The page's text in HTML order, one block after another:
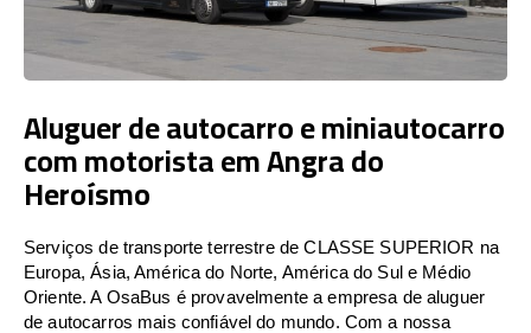
Aluguer de autocarro e miniautocarro
com motorista em Angra do
Heroísmo
Serviços de transporte terrestre de CLASSE SUPERIOR na
Europa, Ásia, América do Norte, América do Sul e Médio
Oriente. A OsaBus é provavelmente a empresa de aluguer
de autocarros mais confiável do mundo. Com a nossa